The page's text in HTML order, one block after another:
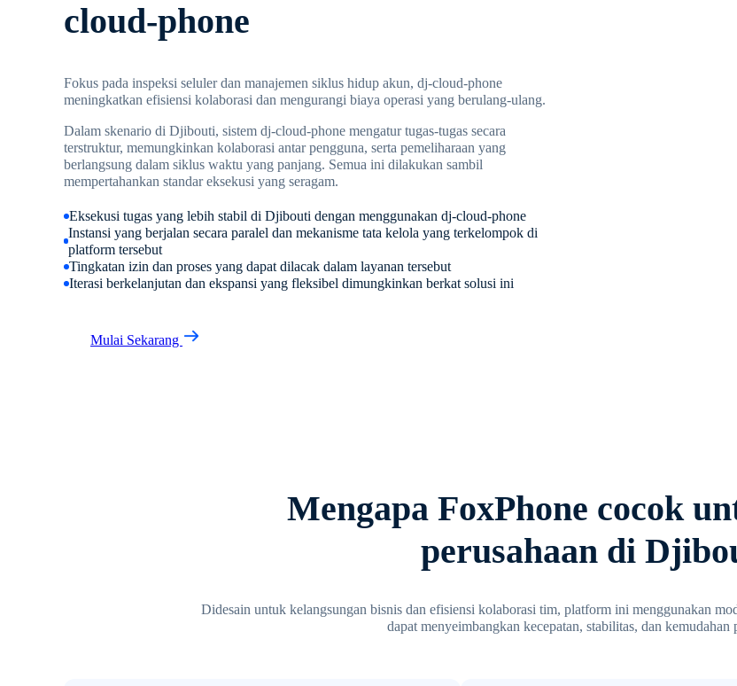
cloud-phone
Fokus pada inspeksi seluler dan manajemen siklus hidup akun, dj-cloud-phone
meningkatkan efisiensi kolaborasi dan mengurangi biaya operasi yang berulang-ulang.
Dalam skenario di Djibouti, sistem dj-cloud-phone mengatur tugas-tugas secara
terstruktur, memungkinkan kolaborasi antar pengguna, serta pemeliharaan yang
berlangsung dalam siklus waktu yang panjang. Semua ini dilakukan sambil
mempertahankan standar eksekusi yang seragam.
Eksekusi tugas yang lebih stabil di Djibouti dengan menggunakan dj-cloud-phone
Instansi yang berjalan secara paralel dan mekanisme tata kelola yang terkelompok di
platform tersebut
Tingkatan izin dan proses yang dapat dilacak dalam layanan tersebut
Iterasi berkelanjutan dan ekspansi yang fleksibel dimungkinkan berkat solusi ini
Mulai Sekarang
Mengapa FoxPhone cocok
perusahaan di
Didesain untuk kelangsungan bisnis dan efisiensi kolaborasi tim, platform ini menggunakan
dapat menyeimbangkan kecepatan, stabilitas, dan kemudahan